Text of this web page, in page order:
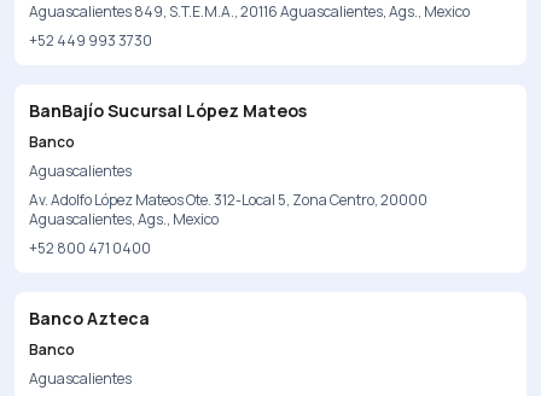
Aguascalientes 849, S.T.E.M.A., 20116 Aguascalientes, Ags., Mexico
+52 449 993 3730
BanBajío Sucursal López Mateos
Banco
Aguascalientes
Av. Adolfo López Mateos Ote. 312-Local 5, Zona Centro, 20000
Aguascalientes, Ags., Mexico
+52 800 471 0400
Banco Azteca
Banco
Aguascalientes